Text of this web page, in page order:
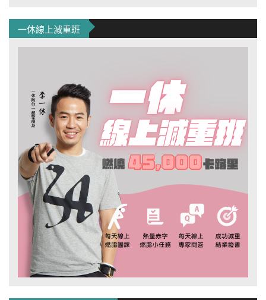
一休線上減重班